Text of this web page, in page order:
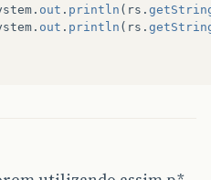
. out . println ( rs .
. out . println ( rs .